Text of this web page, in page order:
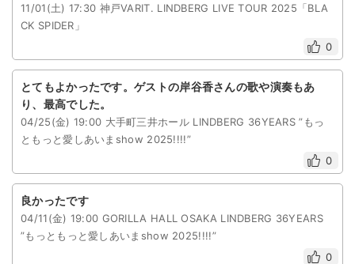
11/01(土) 17:30 神戸VARIT. LINDBERG LIVE TOUR 2025「BLA
CK SPIDER」
0
とてもよかったです。ゲストの岸谷香さんの歌や演奏もあ
り、最高でした。
04/25(金) 19:00 大手町三井ホール LINDBERG 36YEARS ”もっ
ともっと愛しあいまshow 2025!!!!”
0
良かったです
04/11(金) 19:00 GORILLA HALL OSAKA LINDBERG 36YEARS
”もっともっと愛しあいまshow 2025!!!!”
0